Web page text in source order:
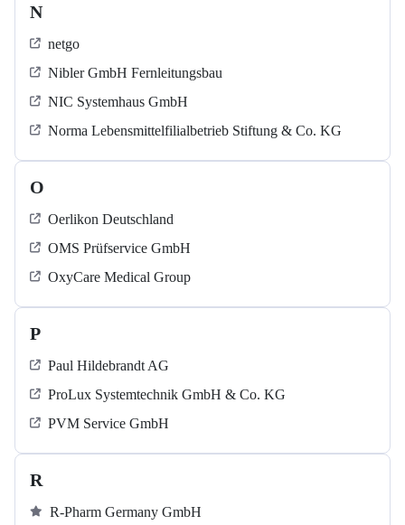
N
netgo
Nibler GmbH Fernleitungsbau
NIC Systemhaus GmbH
Norma Lebensmittelfilialbetrieb Stiftung & Co. KG
O
Oerlikon Deutschland
OMS Prüfservice GmbH
OxyCare Medical Group
P
Paul Hildebrandt AG
ProLux Systemtechnik GmbH & Co. KG
PVM Service GmbH
R
R-Pharm Germany GmbH